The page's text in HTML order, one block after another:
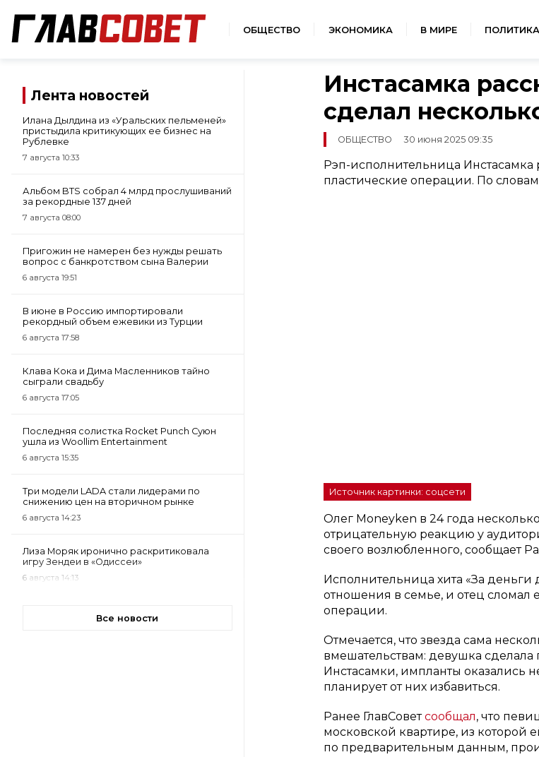
ОБЩЕСТВО ЭКОНОМИКА В МИРЕ ПОЛИТИКА
Лента новостей
Илана Дылдина из «Уральских пельменей»
пристыдила критикующих ее бизнес на
Рублевке
7 августа 10:33
Альбом BTS собрал 4 млрд прослушиваний
за рекордные 137 дней
7 августа 08:00
Пригожин не намерен без нужды решать
вопрос с банкротством сына Валерии
6 августа 19:51
В июне в Россию импортировали
рекордный объем ежевики из Турции
6 августа 17:58
Клава Кока и Дима Масленников тайно
сыграли свадьбу
6 августа 17:05
Последняя солистка Rocket Punch Суюн
ушла из Woollim Entertainment
6 августа 15:35
Три модели LADA стали лидерами по
снижению цен на вторичном рынке
6 августа 14:23
Лиза Моряк иронично раскритиковала
игру Зендеи в «Одиссеи»
6 августа 14:13
Все новости
Инстасамка
сделал
ОБЩЕСТВО 30 июня 2025 09:35
Рэп-исполнительница Инстасамка
пластические операции. По
Источник картинки: соцсети
Олег Moneyken в 24 года
отрицательную реакцию у
своего возлюбленного, сообщает
Исполнительница хита «За
отношения в семье, и отец сломал
операции.
Отмечается, что звезда сама
вмешательствам: девушка
Инстасамки, импланты оказались
планирует от них избавиться.
Ранее ГлавСоветсообщал, что
московской квартире, из которой
по предварительным данным,